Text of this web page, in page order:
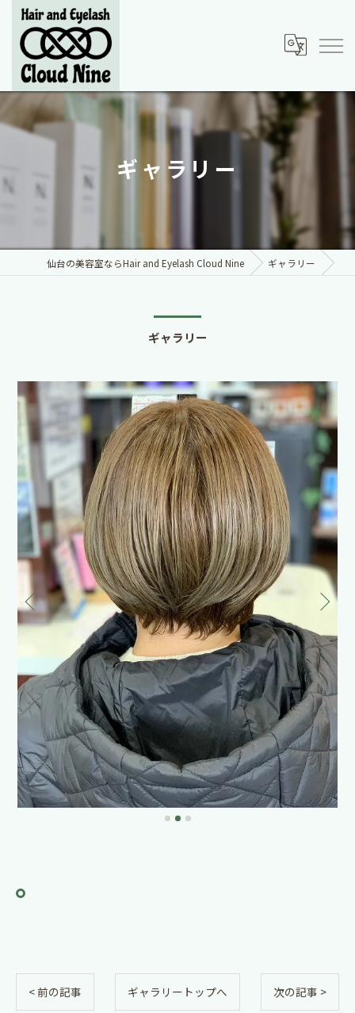
ギャラリー
仙台の美容室ならHair and Eyelash Cloud Nine ギャラリー
ギャラリー
< 前の記事 ギャラリートップへ 次の記事 >